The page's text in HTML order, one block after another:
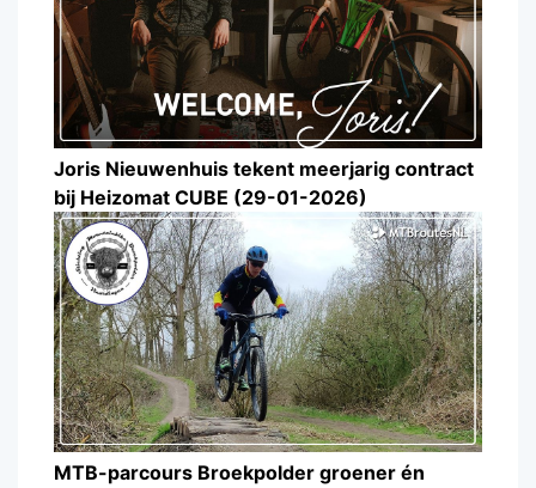
Joris Nieuwenhuis tekent meerjarig contract
bij Heizomat CUBE (29-01-2026)
MTB-parcours Broekpolder groener én